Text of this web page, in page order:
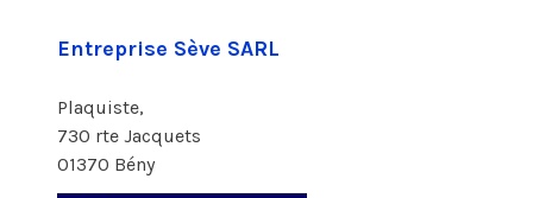
Entreprise Sève SARL
Plaquiste,
730 rte Jacquets
01370 Bény